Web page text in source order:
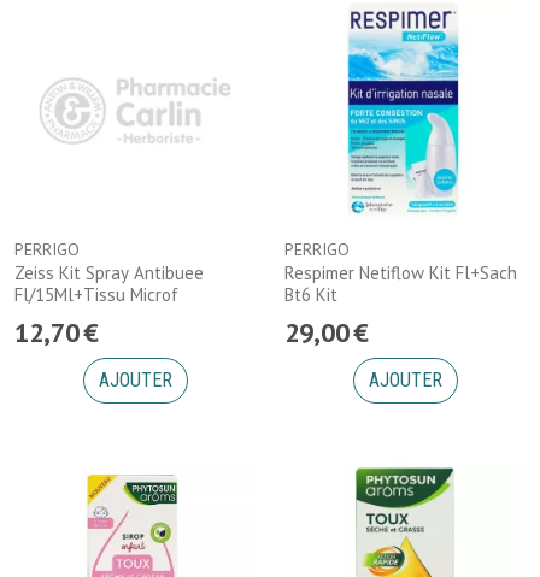
PERRIGO
Zeiss Kit Spray Antibuee
Fl/15Ml+Tissu Microf
12,70€
AJOUTER
PERRIGO
Respimer Netiflow Kit Fl+Sach
Bt6 Kit
29,00€
AJOUTER